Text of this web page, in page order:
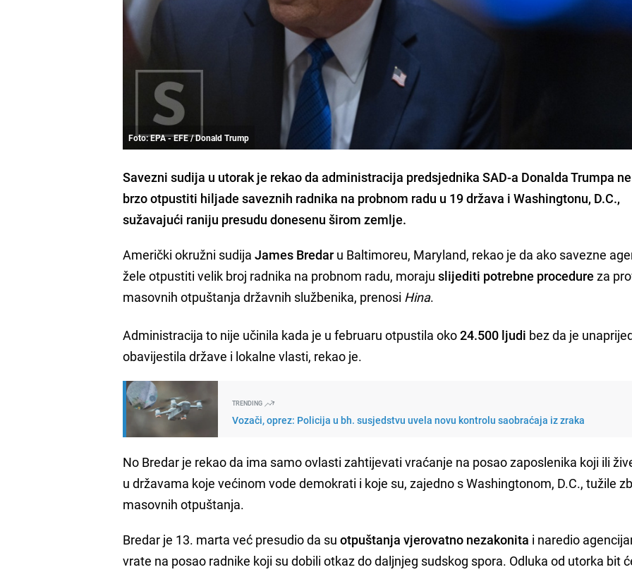
Foto: EPA - EFE / Donald Trump
Savezni sudija u utorak je rekao da administracija predsjednika SAD-a Donalda Trumpa
brzo otpustiti hiljade saveznih radnika na probnom radu u 19 država i Washingtonu, D.C.,
sužavajući raniju presudu donesenu širom zemlje.
Američki okružni sudijaJames Bredar u Baltimoreu, Maryland, rekao je da ako savezne
žele otpustiti velik broj radnika na probnom radu, morajuslijediti potrebne procedure za
masovnih otpuštanja državnih službenika, prenosi Hina.
Administracija to nije učinila kada je u februaru otpustila oko24.500 ljudi bez da je
obavijestila države i lokalne vlasti, rekao je.
TRENDING
Vozači, oprez: Policija u bh. susjedstvu uvela novu kontrolu saobraćaja iz zraka
No Bredar je rekao da ima samo ovlasti zahtijevati vraćanje na posao zaposlenika koji ili
u državama koje većinom vode demokrati i koje su, zajedno s Washingtonom, D.C., tužile
masovnih otpuštanja.
Bredar je 13. marta već presudio da suotpuštanja vjerovatno nezakonita i naredio
vrate na posao radnike koji su dobili otkaz do daljnjeg sudskog spora. Odluka od utorka bit